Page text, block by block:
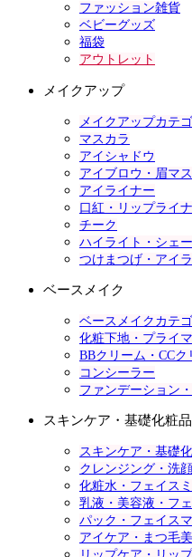
ファッション雑貨
ベビーグッズ
福袋
アウトレット
メイクアップ
メイクアップカテ
マスカラ
アイシャドウ
アイブロウ・眉マ
アイライナー
口紅・リップライ
チーク
ハイライト・シェ
つけまつげ・アイ
ベースメイク
ベースメイクカテ
化粧下地・プライ
BBクリーム・CCク
コンシーラー
ファンデーション
スキンケア・基礎化粧品
スキンケア・基礎
クレンジング・洗
化粧水・フェイス
乳液・美容液・フ
パック・フェイス
アイケア・まつ毛